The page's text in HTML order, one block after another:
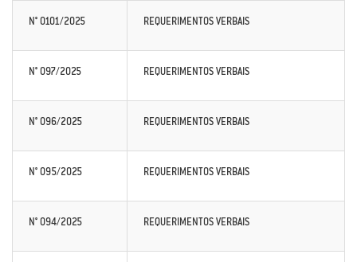
N° 0101/2025 REQUERIMENTOS VERBAIS
N° 097/2025 REQUERIMENTOS VERBAIS
N° 096/2025 REQUERIMENTOS VERBAIS
N° 095/2025 REQUERIMENTOS VERBAIS
N° 094/2025 REQUERIMENTOS VERBAIS